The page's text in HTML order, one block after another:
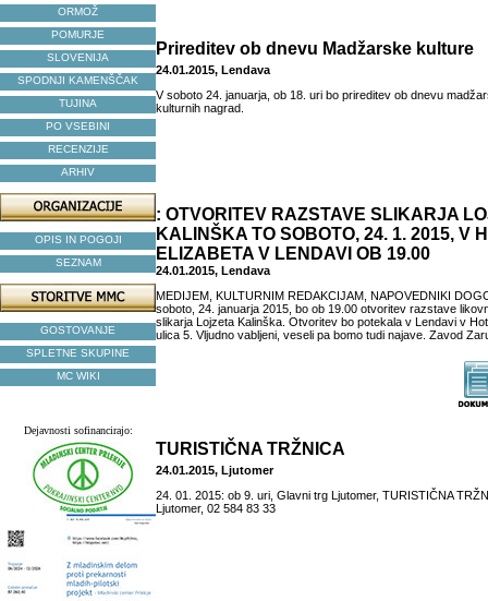
ORMOŽ
POMURJE
SLOVENIJA
SPODNJI KAMENŠČAK
TUJINA
PO VSEBINI
RECENZIJE
ARHIV
OPIS IN POGOJI
SEZNAM
GOSTOVANJE
SPLETNE SKUPINE
MC WIKI
Dejavnosti sofinancirajo:
Prireditev ob dnevu Madžarske kulture
24.01.2015, Lendava
V soboto 24. januarja, ob 18. uri bo prireditev ob dnevu
kulturnih nagrad.
: OTVORITEV RAZSTAVE SLIKARJA
KALINŠKA TO SOBOTO, 24. 1. 2015, V
ELIZABETA V LENDAVI OB 19.00
24.01.2015, Lendava
MEDIJEM, KULTURNIM REDAKCIJAM, NAPOVEDNIKI
soboto, 24. januarja 2015, bo ob 19.00 otvoritev razstave
slikarja Lojzeta Kalinška. Otvoritev bo potekala v Lendavi v
ulica 5. Vljudno vabljeni, veseli pa bomo tudi najave. Zavod
TURISTIČNA TRŽNICA
24.01.2015, Ljutomer
24. 01. 2015: ob 9. uri, Glavni trg Ljutomer, TURISTIČNA
Ljutomer, 02 584 83 33